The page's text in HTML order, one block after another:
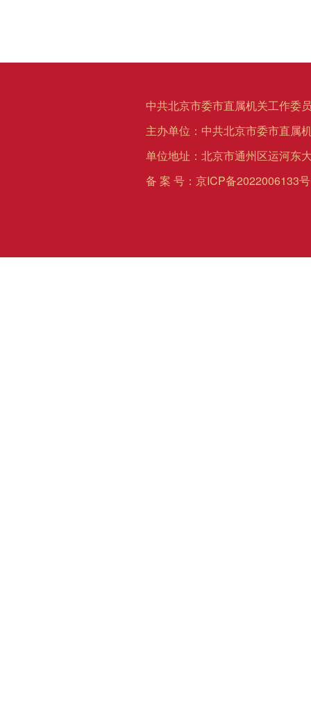
中共北京市委市直属机关工作委
主办单位：中共北京市委市直属
单位地址：北京市通州区运河东
备 案 号： 京ICP备2022006133